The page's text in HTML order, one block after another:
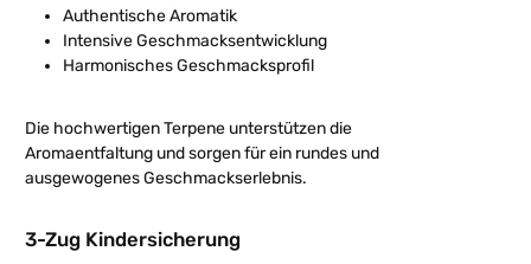
Authentische Aromatik
Intensive Geschmacksentwicklung
Harmonisches Geschmacksprofil
Die hochwertigen Terpene unterstützen die
Aromaentfaltung und sorgen für ein rundes und
ausgewogenes Geschmackserlebnis.
3-Zug Kindersicherung